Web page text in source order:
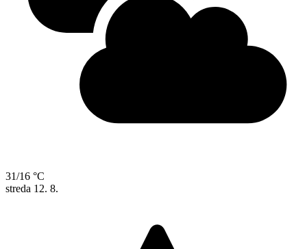
31/16 °C
streda 12. 8.